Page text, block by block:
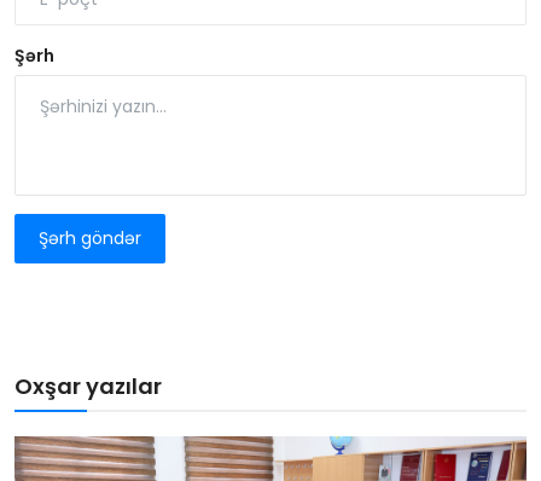
Şərh
Şərh göndər
Oxşar yazılar